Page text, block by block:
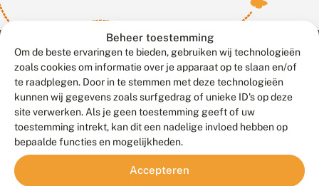
Beheer toestemming
Om de beste ervaringen te bieden, gebruiken wij technologieën
zoals cookies om informatie over je apparaat op te slaan en/of
te raadplegen. Door in te stemmen met deze technologieën
kunnen wij gegevens zoals surfgedrag of unieke ID's op deze
site verwerken. Als je geen toestemming geeft of uw
toestemming intrekt, kan dit een nadelige invloed hebben op
bepaalde functies en mogelijkheden.
Accepteren
Contact
Veelgestelde vragen
Meld waarnemingen© 2026 Vlinderstichting
Duurzaam ontwikkeld door
Go2People
, ontworpen door
Blue Field Agency
Privacy
Disclaimer
Sitemap